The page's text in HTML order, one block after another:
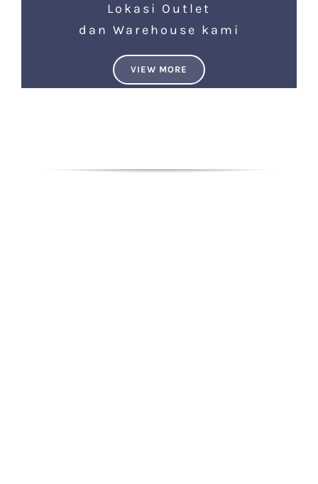
Lokasi Outlet
dan Warehouse kami
VIEW MORE